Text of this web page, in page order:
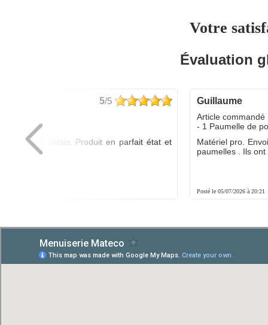
Votre
Évaluation
5/5
dans les délais. Produit en parfait état et
guillaume
Posté le 05/07/2026 à 20:21
Article commandé
- 1 Paumelle de
Matériel pro.
paumelles . Ils ont